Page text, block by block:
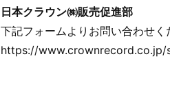
日本クラウン㈱販売促進部
下記フォームよりお問い合わせく
https://